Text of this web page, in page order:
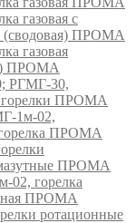
газовая с
(сводовая) ПРОМА
газовая
ПРОМА
РГМГ-30,
горелки ПРОМА
1м-02,
ПРОМА
ПРОМА
горелка
ПРОМА
ротационные